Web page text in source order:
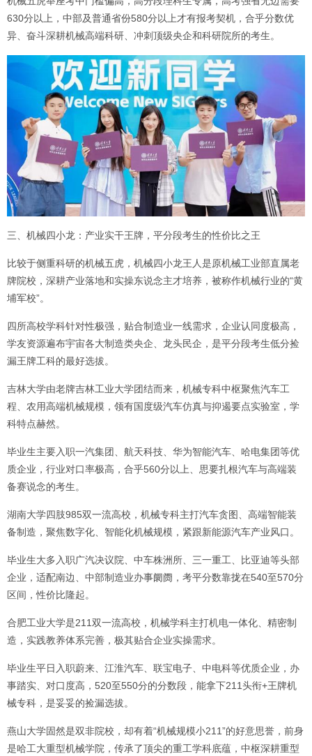
630分以上，中部及普通省份580分以上才有报考契机，合乎分数优
异、奋斗深耕机械高端科研、冲刺顶级央企和科研院所的考生。
三、机械四小龙：产业实干王牌，平分段考生的性价比之王
比较于侧重科研的机械五虎，机械四小龙王人是原机械工业部直属老
牌院校，深耕产业落地和实操东说念主才培养，被称作机械行业的“黄
埔军校”。
四所高校学科针对性极强，贴合制造业一线需求，企业认同度极高，
学友资源遍布宇宙各大制造类央企、龙头民企，是平分段考生低分捡
漏王牌工科的最好选拔。
吉林大学由老牌吉林工业大学团结而来，机械专科中枢聚焦汽车工
程、农用高端机械规模，领有国度级汽车仿真与抑遏要点实验室，学
科特点赫然。
毕业生主要入职一汽集团、航天科技、华为智能汽车、哈电集团等优
质企业，行业对口率极高，合乎560分以上、思要扎根汽车与高端装
备赛说念的考生。
湖南大学四肢985双一流高校，机械专科主打汽车贪图、高端智能装
备制造，聚焦数字化、智能化机械规模，紧跟新能源汽车产业风口。
毕业生大多入职广汽决议院、中车株洲所、三一重工、比亚迪等头部
企业，适配南边、中部制造业办事阛阓，考平分数靠拢在540至570分
区间，性价比隆起。
合肥工业大学是211双一流高校，机械学科主打机电一体化、精密制
造，实践教养体系完善，极其贴合企业实操需求。
毕业生平日入职蔚来、江淮汽车、联宝电子、中电科等优质企业，办
事踏实、对口度高，520至550分的分数段，能拿下211头衔+王牌机
械专科，是妥妥的捡漏选拔。
燕山大学固然是双非院校，却有着“机械规模小211”的好意思誉，前身
是哈工大重型机械学院，传承了顶尖的重工学科底蕴，中枢深耕重型